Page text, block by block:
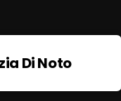
Di Noto